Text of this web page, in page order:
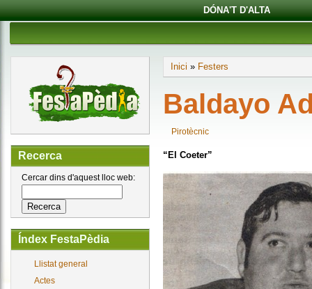
DÓNA'T D'ALTA
Recerca
Cercar dins d'aquest lloc web:
Índex FestaPèdia
Llistat general
Actes
Inici » Festers
Baldayo
Pirotècnic
“El Coeter”